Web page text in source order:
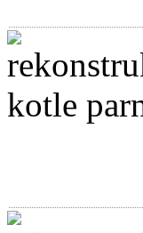
kotle